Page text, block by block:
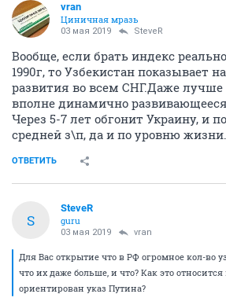
vran
Циничная мразь
03 мая 2019 SteveR
Вообще, если брать индекс
1990г, то Узбекистан показывает
развития во всем СНГ.Даже лучше
вполне динамично развивающееся
Через 5-7 лет обгонит Украину, и
средней з\п, да и по уровню жизни.
ОТВЕТИТЬ
S
SteveR
guru
03 мая 2019 vran
Для Вас открытие что в РФ огромное кол-во
что их даже больше, и что? Как это относится
ориентирован указ Путина?